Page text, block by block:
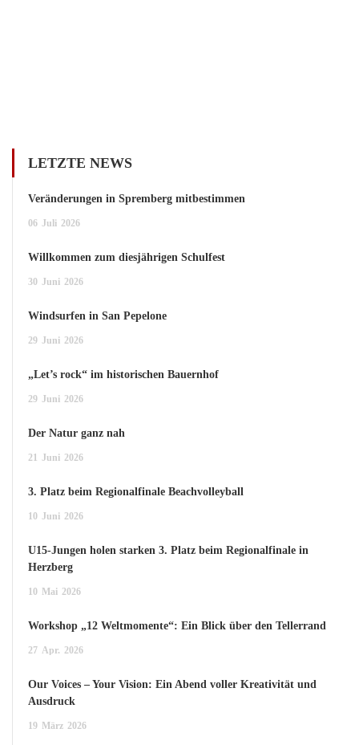
LETZTE NEWS
Veränderungen in Spremberg mitbestimmen
06 Juli 2026
Willkommen zum diesjährigen Schulfest
30 Juni 2026
Windsurfen in San Pepelone
29 Juni 2026
„Let’s rock“ im historischen Bauernhof
29 Juni 2026
Der Natur ganz nah
21 Juni 2026
3. Platz beim Regionalfinale Beachvolleyball
10 Juni 2026
U15-Jungen holen starken 3. Platz beim Regionalfinale in
Herzberg
10 Mai 2026
Workshop „12 Weltmomente“: Ein Blick über den Tellerrand
27 Apr. 2026
Our Voices – Your Vision: Ein Abend voller Kreativität und
Ausdruck
19 März 2026